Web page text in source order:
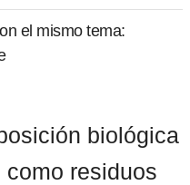
el mismo tema:
biológica
residuos